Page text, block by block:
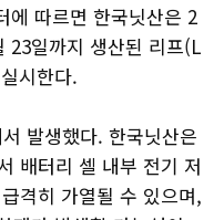
에 따르면 한국닛산은 2
23일까지 생산된 리프(L
시한다.
발생했다. 한국닛산은
배터리 셀 내부 전기 저
격히 가열될 수 있으며,